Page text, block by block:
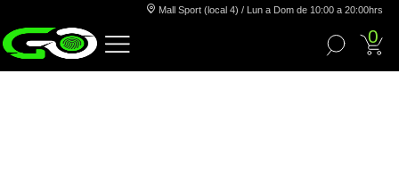
Mall Sport (local 4) / Lun a Dom de 10:00 a 20:00hrs
0